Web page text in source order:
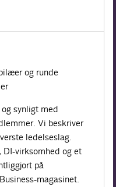
og runde
synligt med
Vi beskriver
ledelseslag.
DI-virksomhed og et
på
magasinet.